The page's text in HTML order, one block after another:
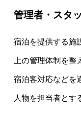
管理者・スタ
宿泊を提供する施
上の管理体制を整
宿泊客対応などを
人物を担当者とす